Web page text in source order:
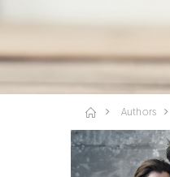
Authors